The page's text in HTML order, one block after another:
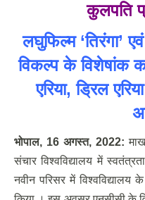
कुलपति
लघुफिल्म ‘तिरंगा’
विकल्प के विशेषांक
एरिया, ड्रिल
भोपाल, 16 अगस्‍त, 2022:
संचार विश्वविद्यालय में
नवीन परिसर में